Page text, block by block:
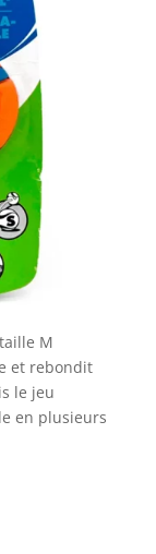
M
et rebondit
le jeu
en plusieurs